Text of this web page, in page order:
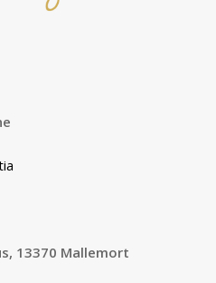
13370 Mallemort